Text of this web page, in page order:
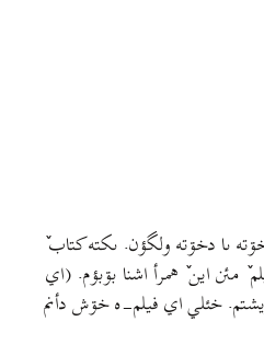
به کشورهای جهان بود،
ىا دخۊته ولگؤن. ىکته کتاب
مئن اين ٚ همرأ اشنا بۊبؤم. (اي
خئلي اي فيلم-ه خۊش دأنم